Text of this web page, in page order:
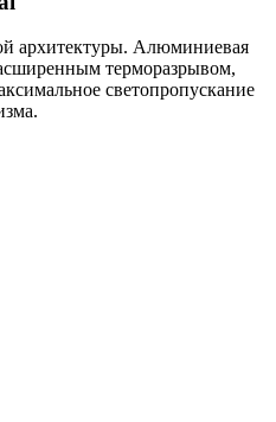
архитектуры. Алюминиевая
терморазрывом,
светопропускание